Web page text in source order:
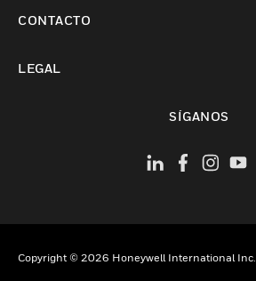
CONTACTO
LEGAL
SÍGANOS
Copyright © 2026 Honeywell International Inc.